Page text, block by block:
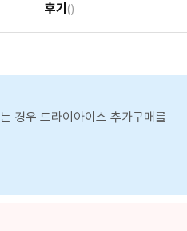
후기 ()
경우 드라이아이스 추가구매를